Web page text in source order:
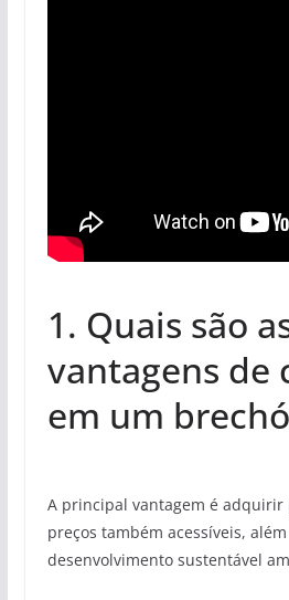
1. Quais são
vantagens de
em um
A principal vantagem é adquirir
preços também acessíveis,
desenvolvimento sustentável